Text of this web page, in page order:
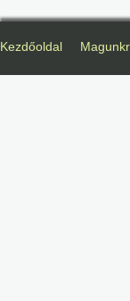
Kezdőoldal